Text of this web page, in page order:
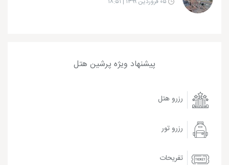
پیشنهاد ویژه پرشین هتل
رزرو هتل
رزرو تور
تفریحات